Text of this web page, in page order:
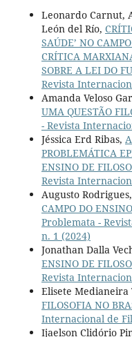
Leonardo Carnut,
León del Río,
SAÚDE’ NO
CRÍTICA
SOBRE A LEI DO
Revista
Amanda Veloso
UMA QUESTÃO
- Revista
Jéssica Erd Ribas,
PROBLEMÁTICA
ENSINO DE
Revista
Augusto
CAMPO DO
Problemata -
n. 1 (2024)
Jonathan Dalla
ENSINO DE
Revista
Elisete Medianeira
FILOSOFIA NO
Internacional de
Ijaelson Clidório